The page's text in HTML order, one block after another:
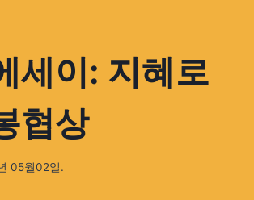
세이: 지혜로
협상
05월02일.